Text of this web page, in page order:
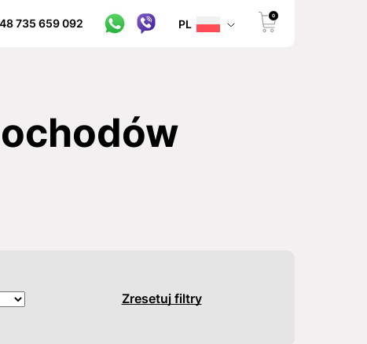
735 659 092 PL
0
Zresetuj filtry